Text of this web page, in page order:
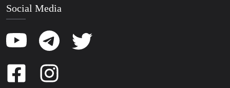
Social Media